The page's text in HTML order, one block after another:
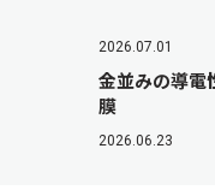
2026.07.01
金並みの導電
膜
2026.06.23